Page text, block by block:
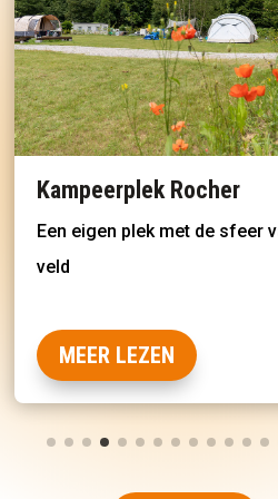
Kampeerveld Rustique
Kampeer rustig aan het water
MEER LEZEN